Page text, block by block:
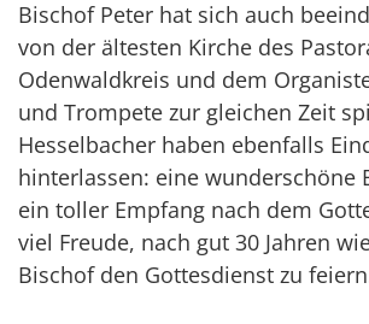
Bischof Peter hat sich auch
von der ältesten Kirche des
Odenwaldkreis und dem
und Trompete zur gleichen Zeit
Hesselbacher haben ebenfalls
hinterlassen: eine wunderschöne
ein toller Empfang nach dem
viel Freude, nach gut 30 Jahren
Bischof den Gottesdienst zu